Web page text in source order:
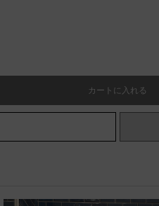
カートに入れる